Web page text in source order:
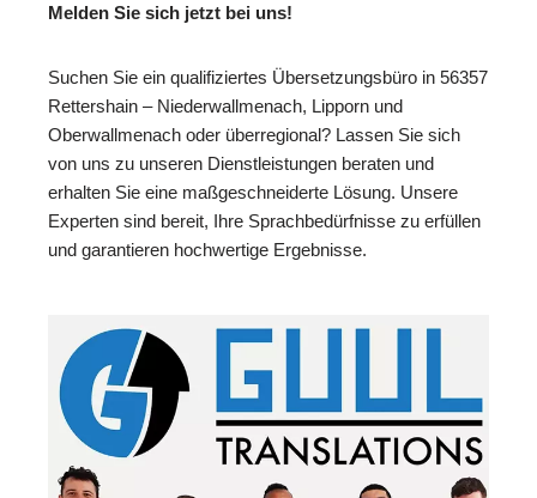
Melden Sie sich jetzt bei uns!
Suchen Sie ein qualifiziertes Übersetzungsbüro in 56357
Rettershain – Niederwallmenach, Lipporn und
Oberwallmenach oder überregional? Lassen Sie sich
von uns zu unseren Dienstleistungen beraten und
erhalten Sie eine maßgeschneiderte Lösung. Unsere
Experten sind bereit, Ihre Sprachbedürfnisse zu erfüllen
und garantieren hochwertige Ergebnisse.